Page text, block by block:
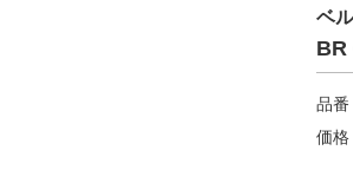
ベ
BR
品
価